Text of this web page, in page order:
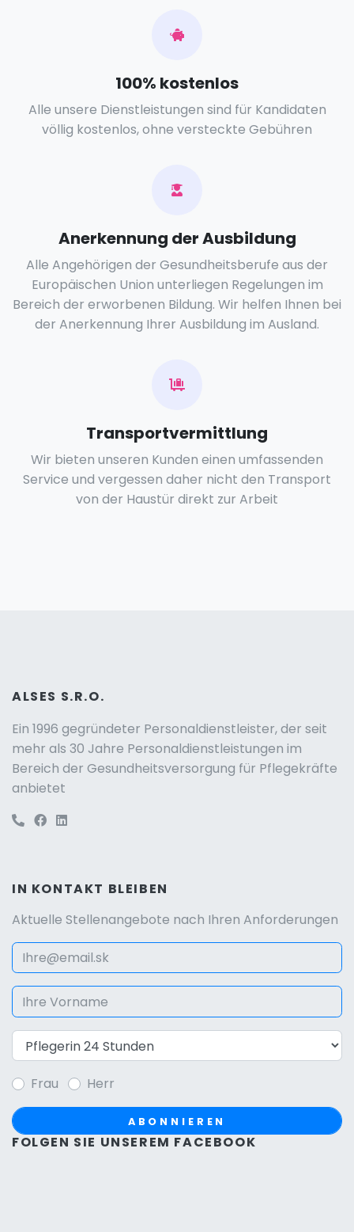
100% kostenlos
Alle unsere Dienstleistungen sind für Kandidaten
völlig kostenlos, ohne versteckte Gebühren
Anerkennung der Ausbildung
Alle Angehörigen der Gesundheitsberufe aus der
Europäischen Union unterliegen Regelungen im
Bereich der erworbenen Bildung. Wir helfen Ihnen bei
der Anerkennung Ihrer Ausbildung im Ausland.
Transportvermittlung
Wir bieten unseren Kunden einen umfassenden
Service und vergessen daher nicht den Transport
von der Haustür direkt zur Arbeit
ALSES S.R.O.
Ein 1996 gegründeter Personaldienstleister, der seit
mehr als 30 Jahre Personaldienstleistungen im
Bereich der Gesundheitsversorgung für Pflegekräfte
anbietet
IN KONTAKT BLEIBEN
Aktuelle Stellenangebote nach Ihren Anforderungen
Frau Herr
ABONNIEREN
FOLGEN SIE UNSEREM FACEBOOK